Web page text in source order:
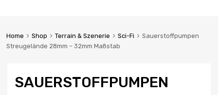
Home Shop Terrain & Szenerie Sci-Fi
Sauerstoffpumpen
Streugelände 28mm – 32mm Maßstab
SAUERSTOFFPUMPEN